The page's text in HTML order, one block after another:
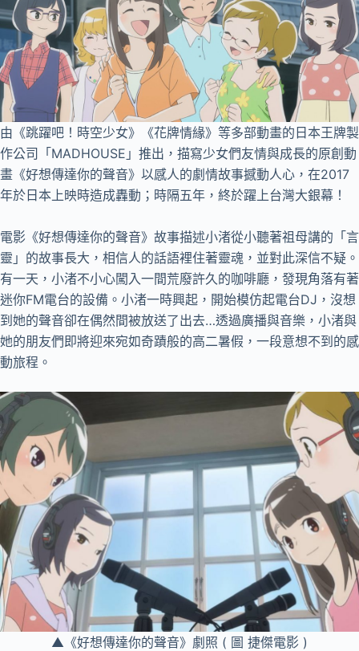
由《跳躍吧！時空少女》《花牌情緣》等多部動畫的日本王牌製
作公司「MADHOUSE」推出，描寫少女們友情與成長的原創動
畫《好想傳達你的聲音》以感人的劇情故事撼動人心，在2017
年於日本上映時造成轟動；時隔五年，終於躍上台灣大銀幕！
電影《好想傳達你的聲音》故事描述小渚從小聽著祖母講的「言
靈」的故事長大，相信人的話語裡住著靈魂，並對此深信不疑。
有一天，小渚不小心闖入一間荒廢許久的咖啡廳，發現角落有著
迷你FM電台的設備。小渚一時興起，開始模仿起電台DJ，沒想
到她的聲音卻在偶然間被放送了出去…透過廣播與音樂，小渚與
她的朋友們即將迎來宛如奇蹟般的高二暑假，一段意想不到的感
動旅程。
▲《好想傳達你的聲音》劇照 ( 圖 捷傑電影 )